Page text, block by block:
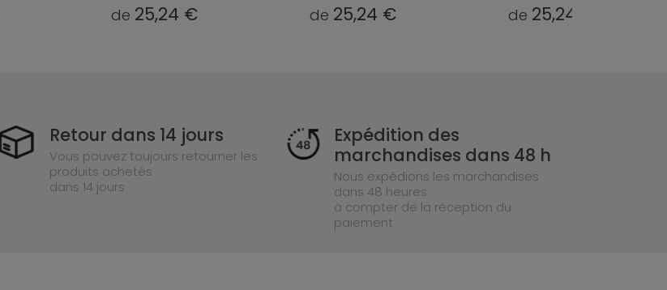
de 25,24 € de 25,24 € de 25,24 €
Retour dans 14 jours
Vous pouvez toujours retourner les
produits achetés
dans 14 jours
Expédition des
marchandises dans 48 h
Nous expédions les marchandises
dans 48 heures
à compter de la réception du
paiement